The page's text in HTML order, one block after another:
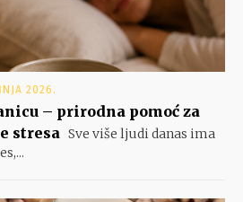
2026.
– prirodna pomoć za
stresa Sve više ljudi danas ima